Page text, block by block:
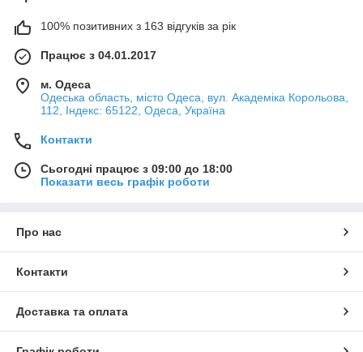
100% позитивних з 163 відгуків за рік
Працює з 04.01.2017
м. Одеса
Одеська область, місто Одеса, вул. Академіка Корольова,
112, Індекс: 65122, Одеса, Україна
Контакти
Сьогодні працює з 09:00 до 18:00
Показати весь графік роботи
Про нас
Контакти
Доставка та оплата